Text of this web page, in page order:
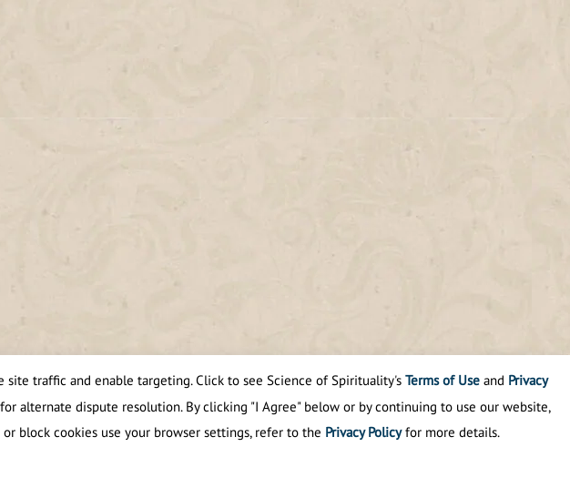
traffic and enable targeting. Click to see Science of Spirituality's Terms of Useand Privacy
alternate dispute resolution. By clicking "I Agree" below or by continuing to use our website,
or block cookies use your browser settings, refer to the Privacy Policyfor more details.